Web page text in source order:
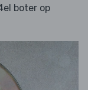
boter op